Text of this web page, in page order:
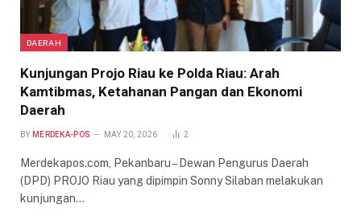
DAERAH
Kunjungan Projo Riau ke Polda Riau: Arah
Kamtibmas, Ketahanan Pangan dan Ekonomi
Daerah
BY MERDEKA-POS MAY 20, 2026 2
Merdekapos.com, Pekanbaru – Dewan Pengurus Daerah
(DPD) PROJO Riau yang dipimpin Sonny Silaban melakukan
kunjungan…